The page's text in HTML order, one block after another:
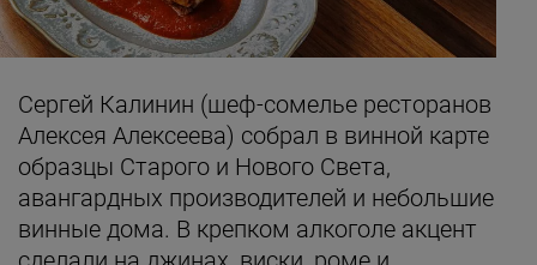
Сергей Калинин (шеф-сомелье ресторанов
Алексея Алексеева) собрал в винной карте
образцы Старого и Нового Света,
авангардных производителей и небольшие
винные дома. В крепком алкоголе акцент